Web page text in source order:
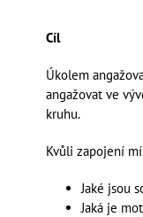
Cíl
Úkolem
angažovat ve
kruhu.
Kvůli zapojení
Jaké jsou
Jaká je